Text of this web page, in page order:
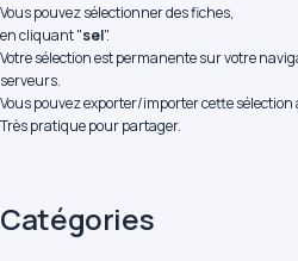
Vous pouvez sélectionner des fiches,
en cliquant "sel".
Votre sélection est permanente sur votre
serveurs.
Vous pouvez exporter/importer cette
Très pratique pour partager.
Catégories